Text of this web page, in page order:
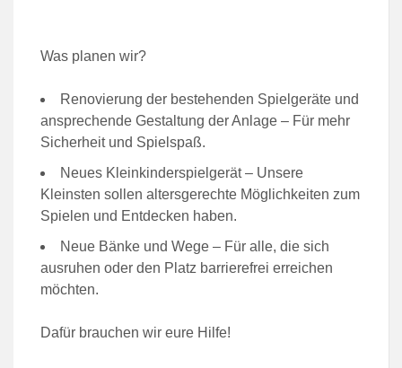
Was planen wir?
Renovierung der bestehenden Spielgeräte und
ansprechende Gestaltung der Anlage – Für mehr
Sicherheit und Spielspaß.
Neues Kleinkinderspielgerät – Unsere
Kleinsten sollen altersgerechte Möglichkeiten zum
Spielen und Entdecken haben.
Neue Bänke und Wege – Für alle, die sich
ausruhen oder den Platz barrierefrei erreichen
möchten.
Dafür brauchen wir eure Hilfe!